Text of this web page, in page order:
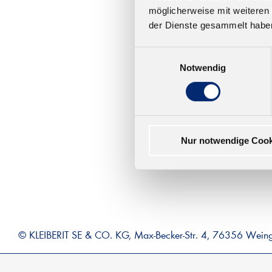
möglicherweise mit
der Dienste gesammelt
Notwendig
Nur notwendige
Ab
© KLEIBERIT SE & CO. KG, Max-Becker-Str. 4, 76356